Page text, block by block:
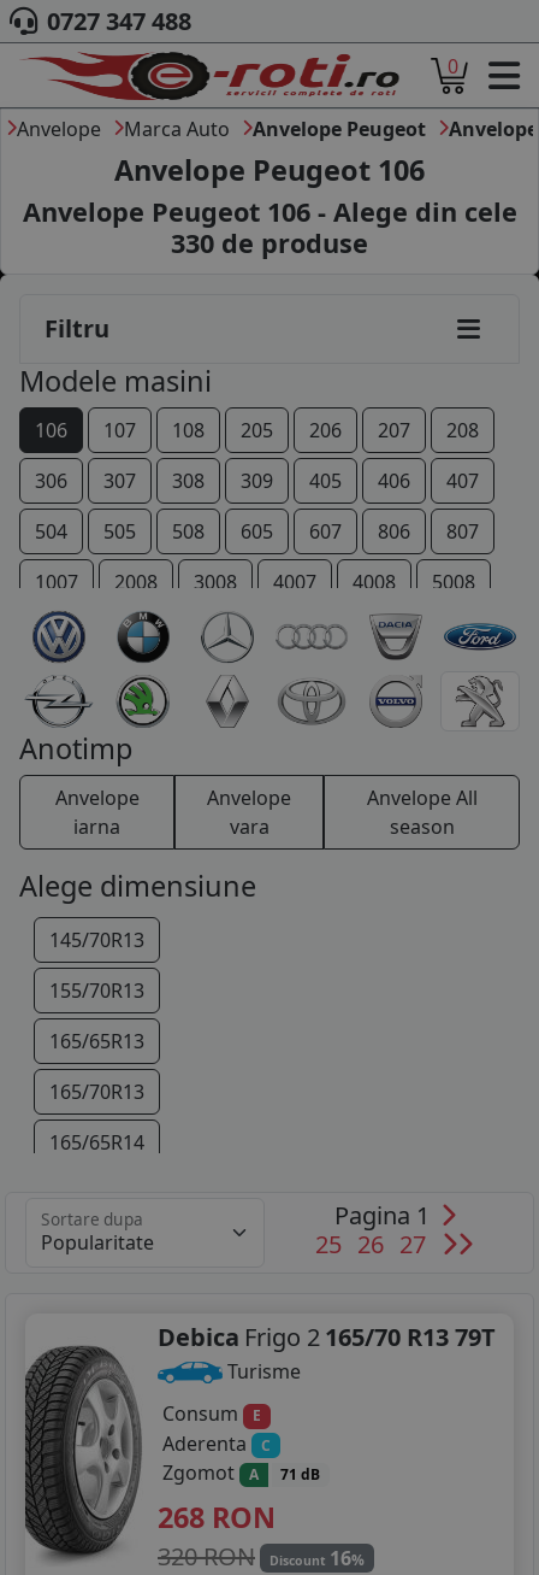
ACASA
DESPRE NOI
ANVELOPE
AUTO
CAMION
MOTO
MARCA AUTO
BLOG
B2B - COLABORARE COMPANII
CONT
CONTACT
COS (0 PRODUSE)
0727 347 488
0
Anvelope Marca Auto Anvelope Peugeot
Anvelope Peugeot 106
Anvelope Peugeot 106 - Alege din cele
330 de produse
Filtru
Modele masini
106 107 108 205 206 207
208
306
307 308 309 405 406
407
504
505 508 605 607 806
807
1007
2008 3008 4007 4008
5008
206 +
207 + Bipper Boxer
Expert
IOn
P 4 Partner RCZ
Rifter
TRAVELLER
Anotimp
Anvelope
iarna
Anvelope
vara
Anvelope All
season
Alege dimensiune
145/70R13
155/70R13
165/65R13
165/70R13
165/65R14
185/55R14
Sortare dupa
Pagina 1
25 26 27
Debica Frigo 2165/70 R13 79T
Turisme
Consum
E
Aderenta C
Zgomot A 71 dB
268 RON
320 RON Discount 16%